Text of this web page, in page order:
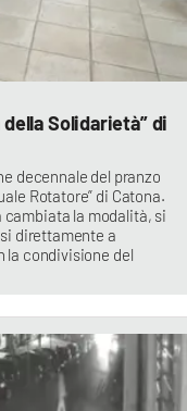
della Solidarietà” di
decennale del pranzo
Rotatore” di Catona.
cambiata la modalità, si
direttamente a
la condivisione del